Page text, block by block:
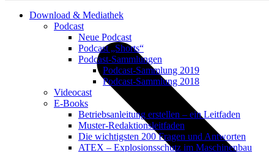
Download & Mediathek
Podcast
Neue Podcast
Podcast „Shorts“
Podcast-Sammlungen
Podcast-Sammlung 2019
Podcast-Sammlung 2018
Videocast
E-Books
Betriebsanleitung erstellen – ein Leitfaden
Muster-Redaktionsleitfaden
Die wichtigsten 200 Fragen und Antworten
ATEX – Explosionsschutz im Maschinenbau